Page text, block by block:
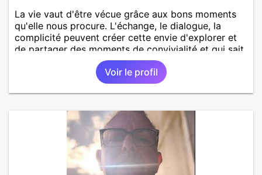
La vie vaut d'être vécue grâce aux bons moments
qu'elle nous procure. L'échange, le dialogue, la
complicité peuvent créer cette envie d'explorer et
de partager des moments de convivialité et qui sait
par la suite ce que ça peut donner...
Voir le profil